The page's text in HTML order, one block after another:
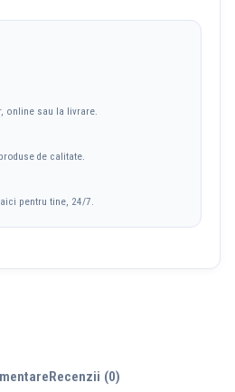
online sau la livrare.
de calitate.
pentru tine, 24/7.
Recenzii (0)